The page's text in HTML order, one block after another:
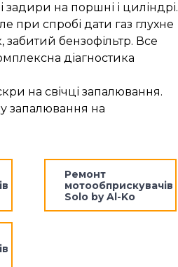
на поршні і циліндрі.
при спробі дати газ глухне
бензофільтр. Все
діагностика
на свічці запалювання.
запалювання на
Ремонт
мотообприскувачів
Solo by Al-Ko